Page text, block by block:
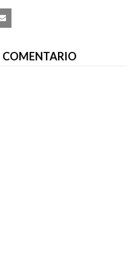
COMENTARIO